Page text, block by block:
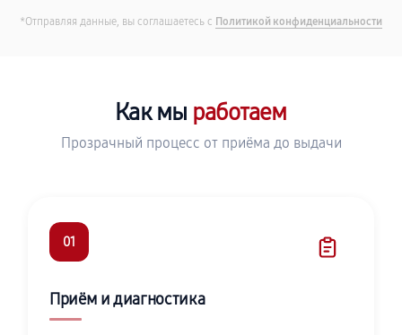
*Отправляя данные, вы соглашаетесь с Политикой конфиденциальности
Как мы работаем
Прозрачный процесс от приёма до выдачи
01
Приём и диагностика